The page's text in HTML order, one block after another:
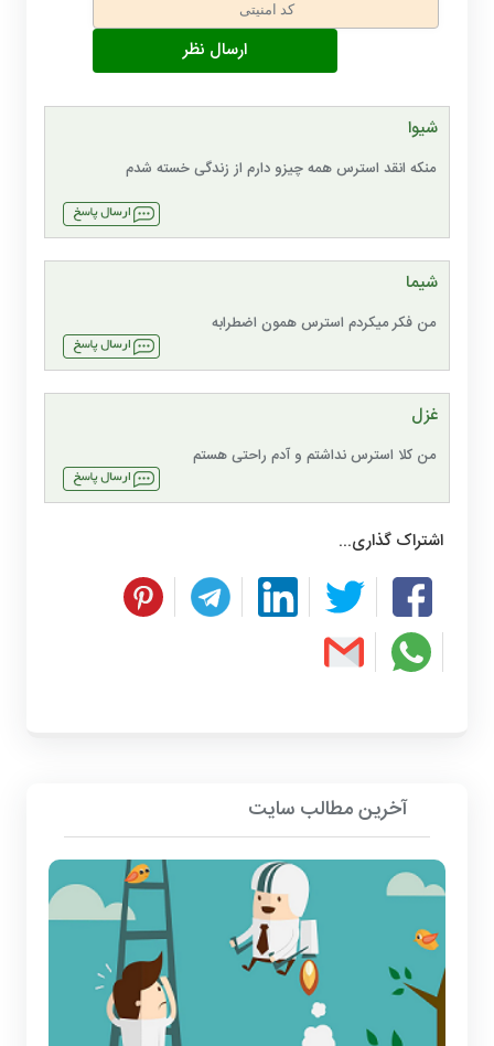
شیوا
منکه انقد استرس همه چیزو دارم از زندگی خسته شدم
شیما
من فکر میکردم استرس همون اضطرابه
غزل
من کلا استرس نداشتم و آدم راحتی هستم
اشتراک گذاری...
آخرین مطالب سایت